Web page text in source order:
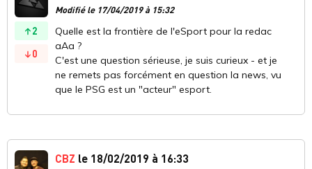
2
0
Modifié le 17/04/2019 à 15:32
Quelle est la frontière de l'eSport pour la redac
aAa ?
C'est une question sérieuse, je suis curieux - et je
ne remets pas forcément en question la news, vu
que le PSG est un "acteur" esport.
CBZ le 18/02/2019 à 16:33